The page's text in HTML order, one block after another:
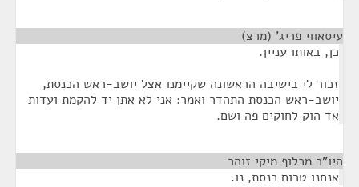
עיסאווי פריג' (מרצ)
כן, באותו עניין.
זכור לי בישיבה הראשונה שקיימנו אצל יושב-ראש הכנסת,
יושב-ראש הכנסת התהדר ואמר: אני לא אתן יד להקמת ועדות
אד הוק לחוקים פה ושם.
היו"ר מכלוף מיקי זוהר
אנחנו טרום כנסת, נו.